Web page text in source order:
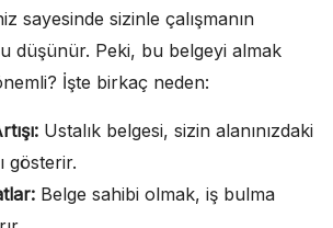
sayesinde sizinle çalışmanın
düşünür. Peki, bu belgeyi almak
İşte birkaç neden:
Ustalık belgesi, sizin alanınızdaki
gösterir.
Belge sahibi olmak, iş bulma